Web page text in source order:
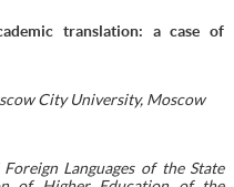
translation: a case of
City University, Moscow
Languages of the State